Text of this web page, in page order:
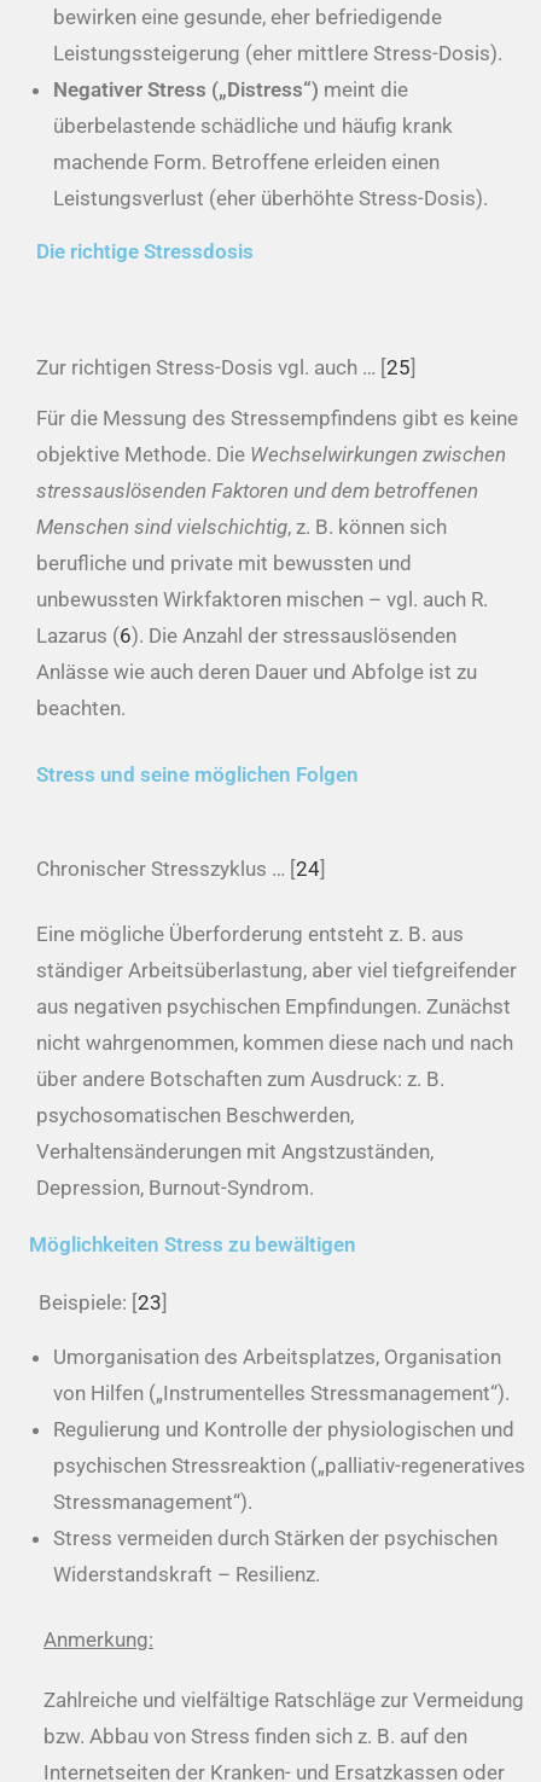
bewirken eine gesunde, eher befriedigende
Leistungssteigerung (eher mittlere Stress-Dosis).
Negativer Stress („Distress“) meint die
überbelastende schädliche und häufig krank
machende Form. Betroffene erleiden einen
Leistungsverlust (eher überhöhte Stress-Dosis).
Die richtige Stressdosis
Zur richtigen Stress-Dosis vgl. auch … [25]
Für die Messung des Stressempfindens gibt es keine
objektive Methode. Die Wechselwirkungen zwischen
stressauslösenden Faktoren und dem betroffenen
Menschen sind vielschichtig, z. B. können sich
berufliche und private mit bewussten und
unbewussten Wirkfaktoren mischen – vgl. auch R.
Lazarus (6). Die Anzahl der stressauslösenden
Anlässe wie auch deren Dauer und Abfolge ist zu
beachten.
Stress und seine möglichen Folgen
Chronischer Stresszyklus … [24]
Eine mögliche Überforderung entsteht z. B. aus
ständiger Arbeitsüberlastung, aber viel tiefgreifender
aus negativen psychischen Empfindungen. Zunächst
nicht wahrgenommen, kommen diese nach und nach
über andere Botschaften zum Ausdruck: z. B.
psychosomatischen Beschwerden,
Verhaltensänderungen mit Angstzuständen,
Depression, Burnout-Syndrom.
Möglichkeiten Stress zu bewältigen
Beispiele: [23]
Umorganisation des Arbeitsplatzes, Organisation
von Hilfen („Instrumentelles Stressmanagement“).
Regulierung und Kontrolle der physiologischen und
psychischen Stressreaktion („palliativ-regeneratives
Stressmanagement“).
Stress vermeiden durch Stärken der psychischen
Widerstandskraft – Resilienz.
Anmerkung:
Zahlreiche und vielfältige Ratschläge zur Vermeidung
bzw. Abbau von Stress finden sich z. B. auf den
Internetseiten der Kranken- und Ersatzkassen oder